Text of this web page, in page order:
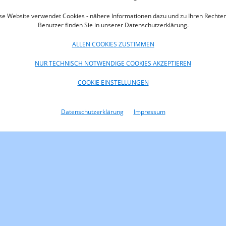
Website verwendet Cookies - nähere Informationen dazu und zu Ihren
Benutzer finden Sie in unserer Datenschutzerklärung.
ALLEN COOKIES ZUSTIMMEN
NUR TECHNISCH NOTWENDIGE COOKIES AKZEPTIEREN
COOKIE EINSTELLUNGEN
Datenschutzerklärung Impressum